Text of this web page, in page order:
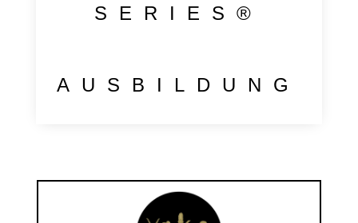
SERIES®
AUSBILDUNG